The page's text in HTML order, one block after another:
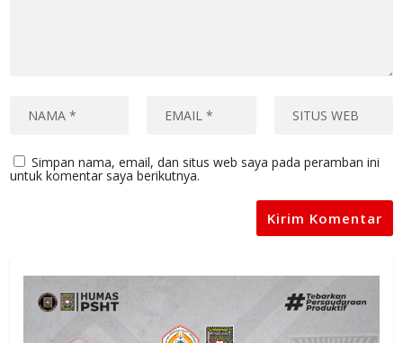
Simpan nama, email, dan situs web saya pada peramban ini
untuk komentar saya berikutnya.